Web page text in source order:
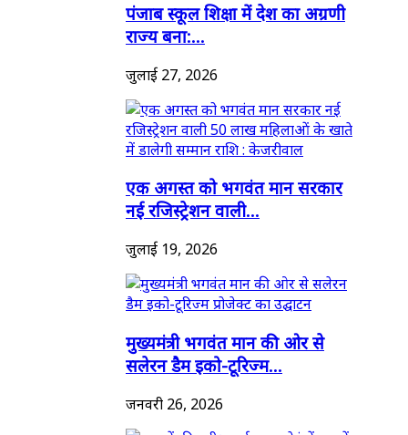
पंजाब स्कूल शिक्षा में देश का अग्रणी
राज्य बना:...
जुलाई 27, 2026
एक अगस्त को भगवंत मान सरकार
नई रजिस्ट्रेशन वाली...
जुलाई 19, 2026
मुख्यमंत्री भगवंत मान की ओर से
सलेरन डैम इको-टूरिज्म...
जनवरी 26, 2026